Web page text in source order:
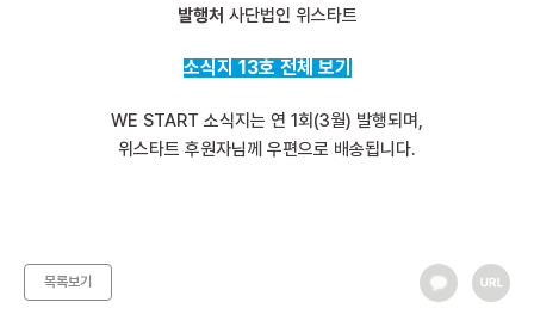
발행처 사단법인 위스타트
소식지 13호 전체 보기
WE START 소식지는 연 1회(3월) 발행되며,
위스타트 후원자님께 우편으로 배송됩니다.
목록보기